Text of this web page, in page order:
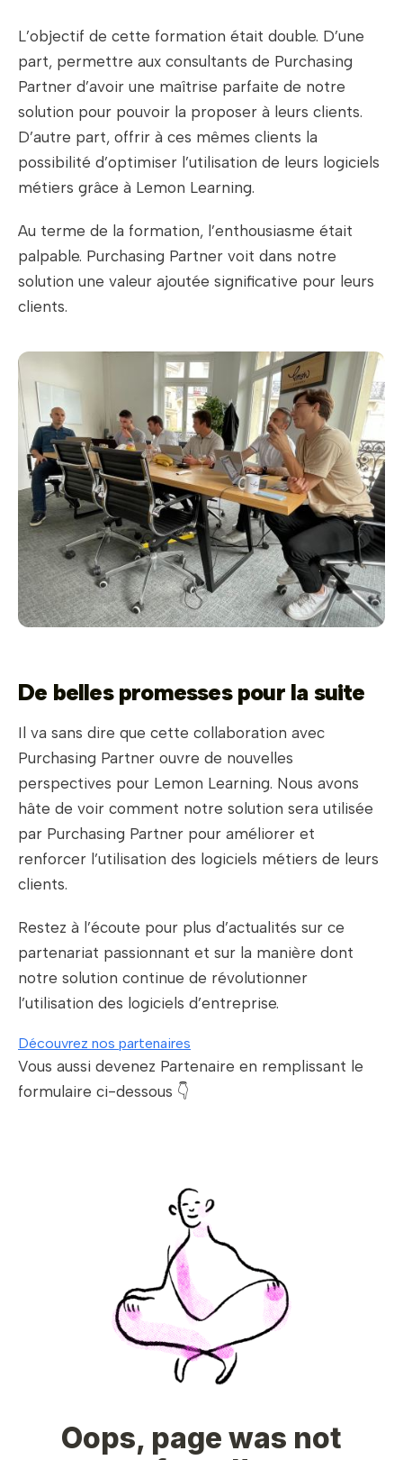
L’objectif de cette formation était double. D’une
part, permettre aux consultants de Purchasing
Partner d’avoir une maîtrise parfaite de notre
solution pour pouvoir la proposer à leurs clients.
D’autre part, offrir à ces mêmes clients la
possibilité d’optimiser l’utilisation de leurs logiciels
métiers grâce à Lemon Learning.
Au terme de la formation, l’enthousiasme était
palpable. Purchasing Partner voit dans notre
solution une valeur ajoutée significative pour leurs
clients.
De belles promesses pour la suite
Il va sans dire que cette collaboration avec
Purchasing Partner ouvre de nouvelles
perspectives pour Lemon Learning. Nous avons
hâte de voir comment notre solution sera utilisée
par Purchasing Partner pour améliorer et
renforcer l’utilisation des logiciels métiers de leurs
clients.
Restez à l’écoute pour plus d’actualités sur ce
partenariat passionnant et sur la manière dont
notre solution continue de révolutionner
l’utilisation des logiciels d’entreprise.
Découvrez nos partenaires
Vous aussi devenez Partenaire en remplissant le
formulaire ci-dessous 👇